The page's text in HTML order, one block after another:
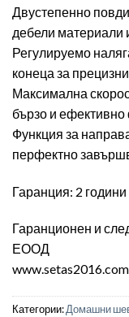
Двустепенно
дебели материали
Регулируемо
конеца за
Максимална
бързо и
Функция за
перфектно
Гаранция: 2 години
Гаранционен и
ЕООД
www.setas2016.com
Категории:Домашни